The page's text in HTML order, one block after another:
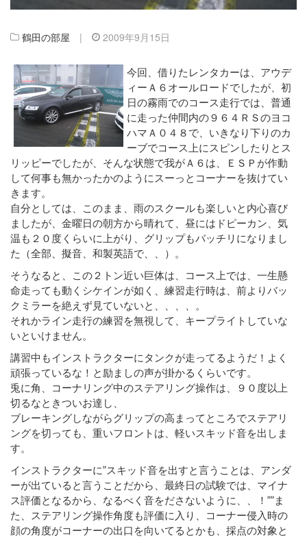
鶴田の部屋 | 2009年9月15日
今回、借りたレンタカーは、アウデ
ィーＡ６オールロードでしたが、初
日の霧雨でのコース走行では、普通
に走った仲間内の９６４ＲＳのヨコ
ハマＡ０４８で、いきなり下りのカ
ーブでコース上にスピンしたりとス
リッピーでしたが、そんな状態で我がＡ６は、ＥＳＰが作動
して何事も無かったかのようにスーっとコーナーを抜けてい
きます。
自分としては、このまま、雨のスクールも楽しいと内心喜び
ましたが、金曜日の朝方から晴れて、昼にはドピーカン、気
温も２０度くらいに上がり、グリップもバッチリになりまし
た（全部、擬音、和製英語で、、）。
そうなると、この２トン近い巨体は、コース上では、一生懸
命走っても動くシケインが如く、練習走行時は、前よりバッ
クミラーを絶えず見ていないと、、、、。
それかライン走行の練習を無視して、キープライトしていな
いといけません。
講習中もインストラクターにタンクが走ってるようだ！よく
頑張っているな！と励ましの声が掛かるくらいです。
兎に角、コーナリング中のステアリング操作は、９０度以上
切るなときついお達し、
ブレーキングしながらグリップの高まってところでステアリ
ングを切っても、重いフロントは、軽いスキッド音を出しま
す。
インストラクターに”スキッド音を出すと言うことは、アンダ
ーが出ていると言うことだから、最終日の試験では、マイナ
ス評価となるから、なるべく音をださないように、、！””ま
た、ステアリング操作角度も評価に入り、コーナー侵入時の
顔の角度がコーナーの出口を向いてるとかも、採点の対象と